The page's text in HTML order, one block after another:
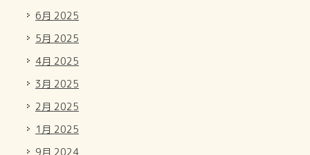
6月 2025
5月 2025
4月 2025
3月 2025
2月 2025
1月 2025
9月 2024